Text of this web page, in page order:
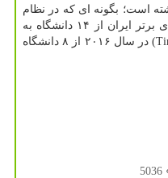
است؛ بگونه ای كه در نظام
رتبه بندی (Leiden)، تعداد دانشگاه های برتر ایران از ۱۴ دانشگاه به
۲۳ دانشگاه و در نظام رتبه بندی (Times) در سال ۲۰۱۶ از ۸ دانشگاه
5036